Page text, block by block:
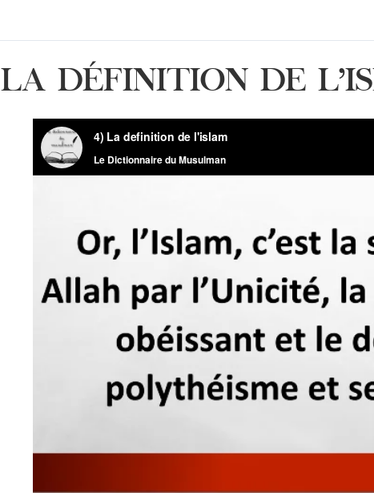
LA DÉFINITION DE